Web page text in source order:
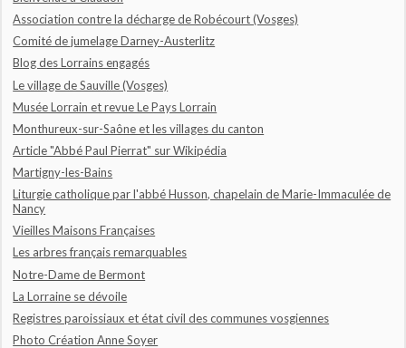
Association contre la décharge de Robécourt (Vosges)
Comité de jumelage Darney-Austerlitz
Blog des Lorrains engagés
Le village de Sauville (Vosges)
Musée Lorrain et revue Le Pays Lorrain
Monthureux-sur-Saône et les villages du canton
Article "Abbé Paul Pierrat" sur Wikipédia
Martigny-les-Bains
Liturgie catholique par l'abbé Husson, chapelain de Marie-Immaculée de
Nancy
Vieilles Maisons Françaises
Les arbres français remarquables
Notre-Dame de Bermont
La Lorraine se dévoile
Registres paroissiaux et état civil des communes vosgiennes
Photo Création Anne Soyer